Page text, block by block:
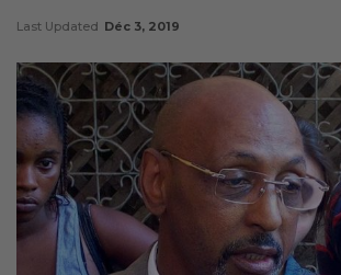
Last Updated Déc 3, 2019